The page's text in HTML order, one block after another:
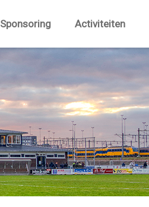
Sponsoring Activiteiten